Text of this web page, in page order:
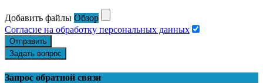
Добавить файлы Обзор
Согласие на обработку персональных данных
Отправить
Задать вопрос
Запрос обратной связи